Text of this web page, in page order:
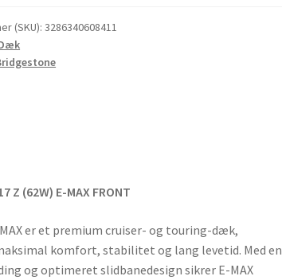
(SKU):3286340608411
Z (62W) E-MAX FRONT
er et premium cruiser- og touring-dæk,
komfort, stabilitet og lang levetid. Med en
og optimeret slidbanedesign sikrer E-MAX